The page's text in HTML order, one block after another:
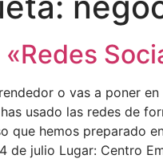
«Redes
o vas a poner
usado las redes de
que hemos preparado
de julio Lugar: Centro